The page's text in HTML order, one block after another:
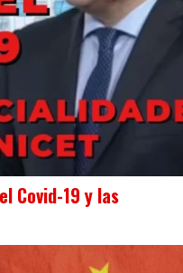
Covid-19 y las